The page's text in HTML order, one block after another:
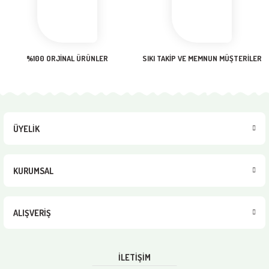
%100 ORJİNAL ÜRÜNLER SIKI TAKİP VE MEMNUN MÜŞTERİLER
ÜYELİK
KURUMSAL
ALIŞVERİŞ
İLETİŞİM